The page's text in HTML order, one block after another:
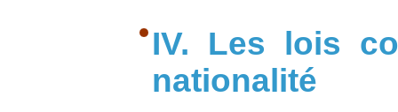
IV. Les lois
nationalité